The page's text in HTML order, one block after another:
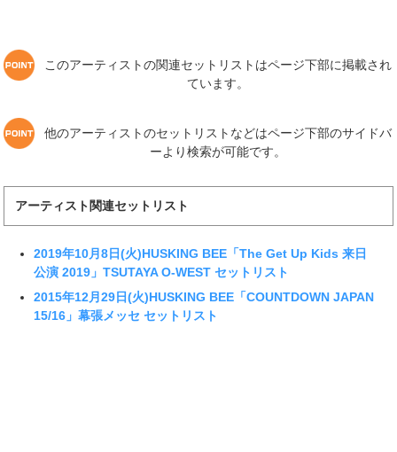
このアーティストの関連セットリストはページ下部に掲載され
ています。
他のアーティストのセットリストなどはページ下部のサイドバ
ーより検索が可能です。
アーティスト関連セットリスト
2019年10月8日(火)HUSKING BEE「The Get Up Kids 来日
公演 2019」TSUTAYA O-WEST セットリスト
2015年12月29日(火)HUSKING BEE「COUNTDOWN JAPAN
15/16」幕張メッセ セットリスト